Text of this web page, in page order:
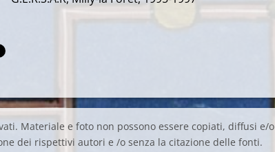
Materiale e foto non possono essere copiati, diffusi e/o
dei rispettivi autori e /o senza la citazione delle fonti.